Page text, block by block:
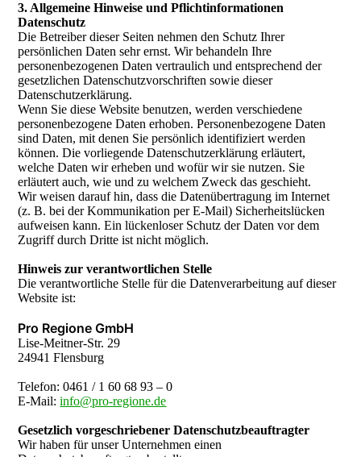
3. Allgemeine Hinweise und Pflichtinformationen
Datenschutz
Die Betreiber dieser Seiten nehmen den Schutz Ihrer
persönlichen Daten sehr ernst. Wir behandeln Ihre
personenbezogenen Daten vertraulich und entsprechend der
gesetzlichen Datenschutzvorschriften sowie dieser
Datenschutzerklärung.
Wenn Sie diese Website benutzen, werden verschiedene
personenbezogene Daten erhoben. Personenbezogene Daten
sind Daten, mit denen Sie persönlich identifiziert werden
können. Die vorliegende Datenschutzerklärung erläutert,
welche Daten wir erheben und wofür wir sie nutzen. Sie
erläutert auch, wie und zu welchem Zweck das geschieht.
Wir weisen darauf hin, dass die Datenübertragung im Internet
(z. B. bei der Kommunikation per E-Mail) Sicherheitslücken
aufweisen kann. Ein lückenloser Schutz der Daten vor dem
Zugriff durch Dritte ist nicht möglich.
Hinweis zur verantwortlichen Stelle
Die verantwortliche Stelle für die Datenverarbeitung auf dieser
Website ist:
Pro Regione GmbH
Lise-Meitner-Str. 29
24941 Flensburg
Telefon: 0461 / 1 60 68 93 – 0
E-Mail:info@pro-regione.de
Gesetzlich vorgeschriebener Datenschutzbeauftragter
Wir haben für unser Unternehmen einen